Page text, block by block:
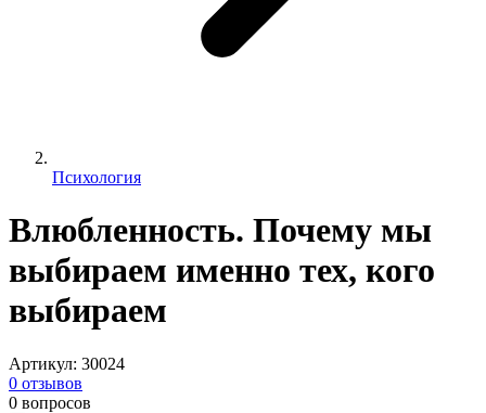
Психология
Влюбленность. Почему мы
выбираем именно тех, кого
выбираем
Артикул: 30024
0 отзывов
0 вопросов